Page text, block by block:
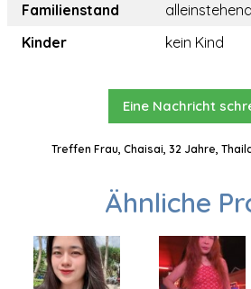
Familienstand
alleinstehend
Kinder
kein Kind
Eine Nachricht
Treffen Frau, Chaisai, 32 Jahre,
Ähnliche